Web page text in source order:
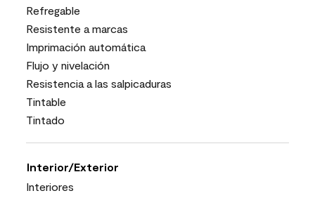
Refregable
Resistente a marcas
Imprimación automática
Flujo y nivelación
Resistencia a las salpicaduras
Tintable
Tintado
Interior/Exterior
Interiores